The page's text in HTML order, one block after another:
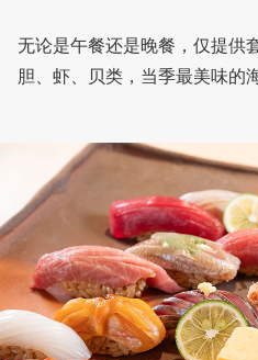
无论是午餐还是晚餐，仅提供
胆、虾、贝类，当季最美味的